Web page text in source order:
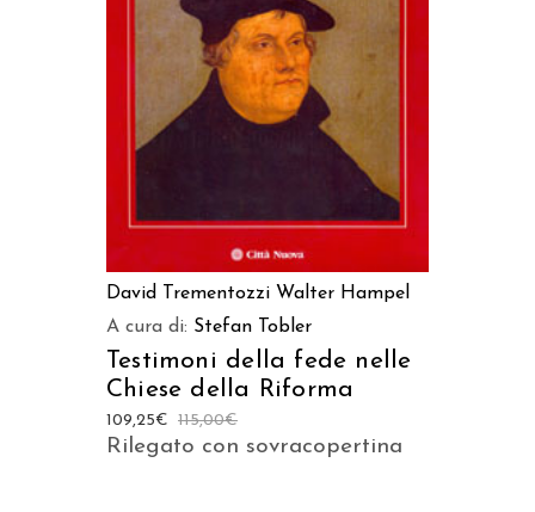
AGGIUNGI AL CARRELLO
David Trementozzi Walter Hampel
A cura di: Stefan Tobler
Testimoni della fede nelle
Chiese della Riforma
115,00€
109,25€
Rilegato con sovracopertina